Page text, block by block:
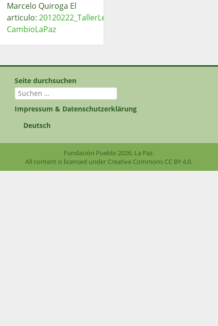
Marcelo Quiroga El
articulo:
CambioLaPaz
Seite durchsuchen
Suchen
nach:
Impressum & Datenschutzerklärung
Deutsch
Fundación Pueblo 2026, La Paz.
All content is licensed under Creative Commons CC BY 4.0.